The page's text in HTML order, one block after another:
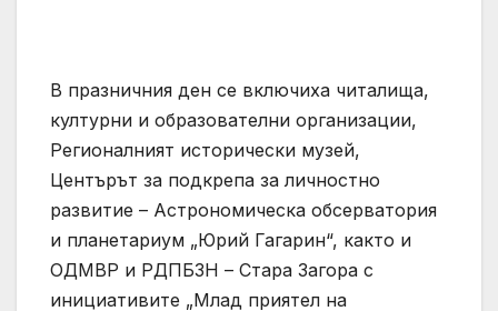
В празничния ден се включиха читалища,
културни и образователни организации,
Регионалният исторически музей,
Центърът за подкрепа за личностно
развитие – Астрономическа обсерватория
и планетариум „Юрий Гагарин“, както и
ОДМВР и РДПБЗН – Стара Загора с
инициативите „Млад приятел на